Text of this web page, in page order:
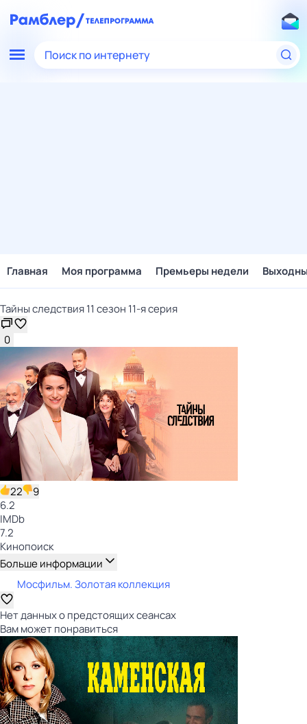
Поиск по интернету
Главная Моя программа Премьеры недели
Тайны следствия 11 сезон 11-я серия
0
22
9
6.2
IMDb
7.2
Кинопоиск
Больше информации
Мосфильм. Золотая коллекция
Нет данных о предстоящих сеансах
Вам может понравиться